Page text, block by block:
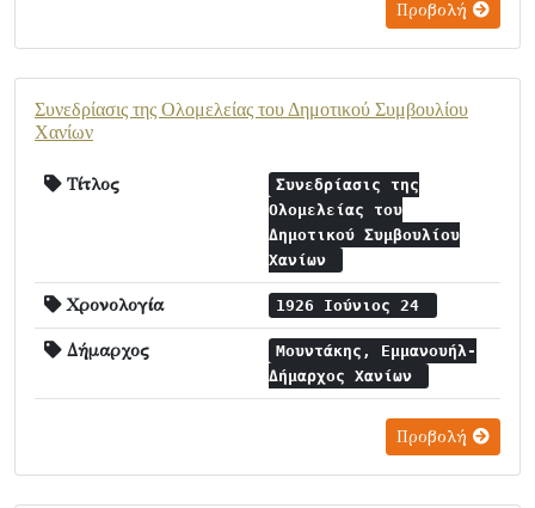
Προβολή
Συνεδρίασις της Ολομελείας του Δημοτικού Συμβουλίου
Χανίων
Τίτλος
Συνεδρίασις της
Ολομελείας του
Δημοτικού Συμβουλίου
Χανίων
Χρονολογία 1926 Ιούνιος 24
Δήμαρχος
Μουντάκης, Εμμανουήλ-
Δήμαρχος Χανίων
Προβολή